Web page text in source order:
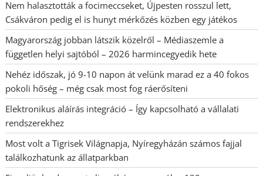
Nem halasztották a focimeccseket, Újpesten rosszul lett,
Csákváron pedig el is hunyt mérkőzés közben egy játékos
Magyarország jobban látszik közelről – Médiaszemle a
független helyi sajtóból – 2026 harmincegyedik hete
Nehéz időszak, jó 9-10 napon át velünk marad ez a 40 fokos
pokoli hőség – még csak most fog ráerősíteni
Elektronikus aláírás integráció – Így kapcsolható a vállalati
rendszerekhez
Most volt a Tigrisek Világnapja, Nyíregyházán számos fajjal
találkozhatunk az állatparkban